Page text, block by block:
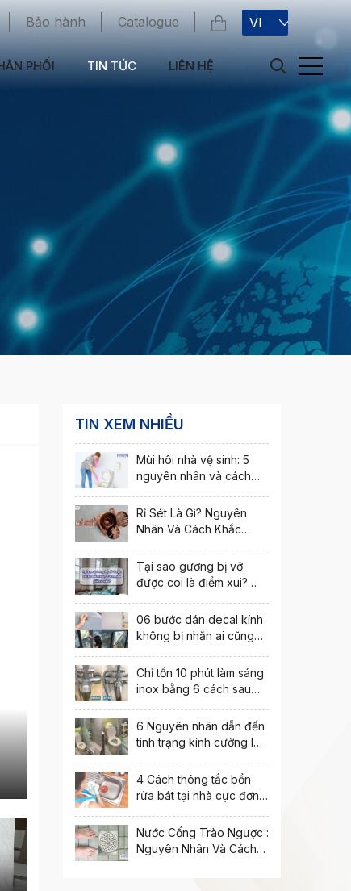
Bảo hành Catalogue VI
PHỐI TIN TỨC LIÊN HỆ
TIN XEM NHIỀU
Mùi hôi nhà vệ sinh: 5
nguyên nhân và cách
Rỉ Sét Là Gì? Nguyên
Nhân Và Cách Khắc
Tại sao gương bị vỡ
được coi là điềm xui?
06 bước dán decal kính
không bị nhăn ai cũng
Chỉ tốn 10 phút làm sáng
inox bằng 6 cách sau
6 Nguyên nhân dẫn đến
tình trạng kính cường lực
4 Cách thông tắc bồn
rửa bát tại nhà cực đơn
Nước Cống Trào Ngược :
Nguyên Nhân Và Cách